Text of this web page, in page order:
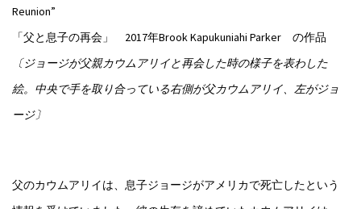
Reunion”
「父と息子の再会」 2017年Brook Kapukuniahi Parker の作品
〔ジョージが父親カウムアリイと再会した時の様子を表わした
絵。中央で手を取り合っている右側が父カウムアリイ、左がジョ
ージ〕
父のカウムアリイは、息子ジョージがアメリカで死亡したという